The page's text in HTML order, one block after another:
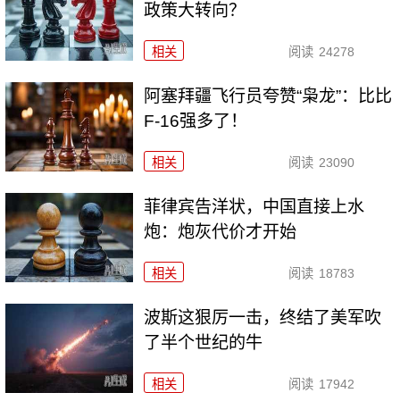
政策大转向？
相关 阅读 24278
阿塞拜疆飞行员夸赞“枭龙”：比比
F-16强多了！
相关 阅读 23090
菲律宾告洋状，中国直接上水
炮：炮灰代价才开始
相关 阅读 18783
波斯这狠厉一击，终结了美军吹
了半个世纪的牛
相关 阅读 17942